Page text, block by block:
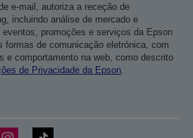
e-mail, autoriza a receção de
incluindo análise de mercado e
promoções e serviços da Epson
formas de comunicação eletrónica, com
e comportamento na web, como descrito
de Privacidade da Epson